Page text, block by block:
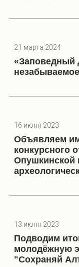
21 марта 2024
«Заповедный
16 июня 2023
Объявляем
конкурсного
Опушкинской
13 июня 2023
Подводим
молодёжную
"Сохраняй